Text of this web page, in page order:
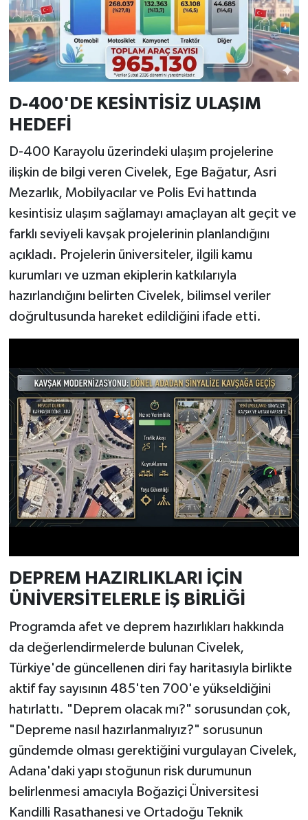
D-400'DE KESİNTİSİZ ULAŞIM
HEDEFİ
D-400 Karayolu üzerindeki ulaşım projelerine
ilişkin de bilgi veren Civelek, Ege Bağatur, Asri
Mezarlık, Mobilyacılar ve Polis Evi hattında
kesintisiz ulaşım sağlamayı amaçlayan alt geçit ve
farklı seviyeli kavşak projelerinin planlandığını
açıkladı. Projelerin üniversiteler, ilgili kamu
kurumları ve uzman ekiplerin katkılarıyla
hazırlandığını belirten Civelek, bilimsel veriler
doğrultusunda hareket edildiğini ifade etti.
DEPREM HAZIRLIKLARI İÇİN
ÜNİVERSİTELERLE İŞ BİRLİĞİ
Programda afet ve deprem hazırlıkları hakkında
da değerlendirmelerde bulunan Civelek,
Türkiye'de güncellenen diri fay haritasıyla birlikte
aktif fay sayısının 485'ten 700'e yükseldiğini
hatırlattı. "Deprem olacak mı?" sorusundan çok,
"Depreme nasıl hazırlanmalıyız?" sorusunun
gündemde olması gerektiğini vurgulayan Civelek,
Adana'daki yapı stoğunun risk durumunun
belirlenmesi amacıyla Boğaziçi Üniversitesi
Kandilli Rasathanesi ve Ortadoğu Teknik